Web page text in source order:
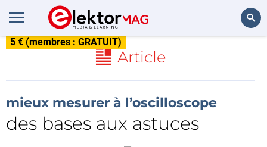
5 € (membres : GRATUIT)
Article
mieux mesurer à l’oscilloscope
des bases aux astuces